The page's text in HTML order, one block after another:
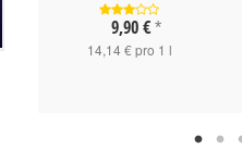
9,90 € *
14,14 € pro 1 l